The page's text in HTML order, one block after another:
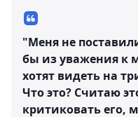
"Меня не
бы из уважения к
хотят видеть на
Что это? Считаю
критиковать его,